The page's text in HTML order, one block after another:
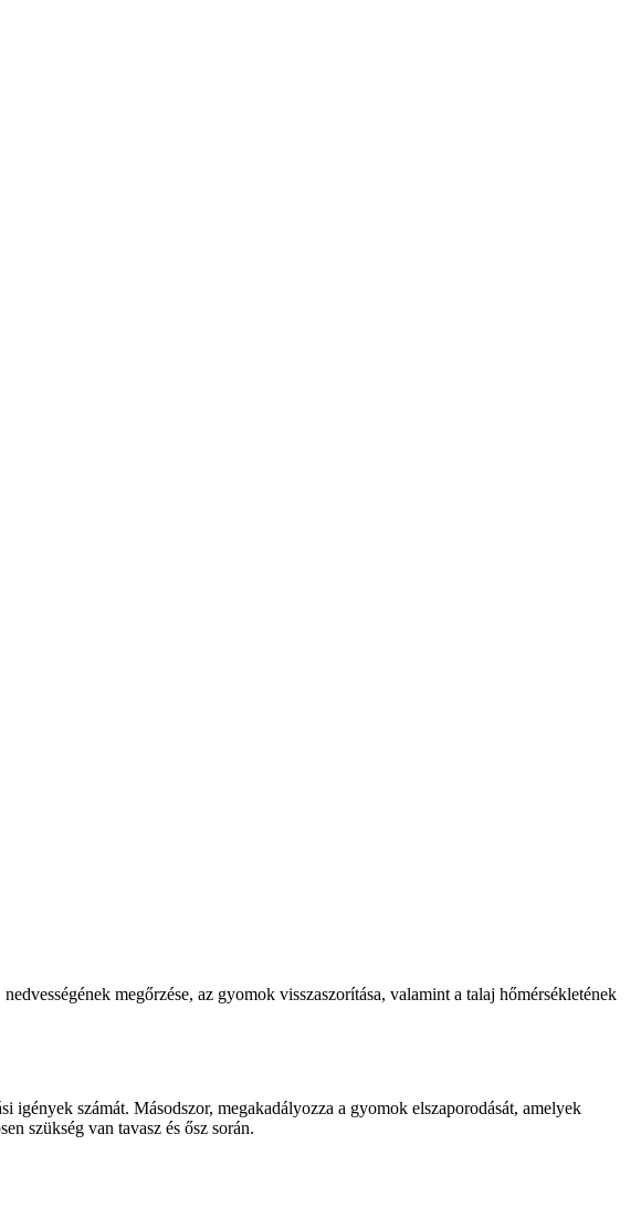
megőrzése, az gyomok visszaszorítása, valamint a talaj hőmérsékletének
igények számát. Másodszor, megakadályozza a gyomok elszaporodását, amelyek
szükség van tavasz és ősz során.